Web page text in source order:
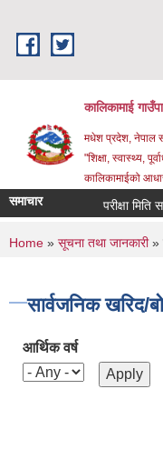
कालिकामाई
मधेश प्रदेश, नेपाल
"शिक्षा, स्वास्थ्य,
कालिकामाईको
समाचार परीक्षा मिति
You are
Home » सूचना तथा जानकारी»
सार्वजनिक खरिद/
आर्थिक वर्ष